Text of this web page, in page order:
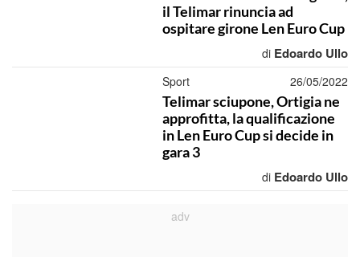
il Telimar rinuncia ad
ospitare girone Len Euro Cup
di Edoardo Ullo
Sport 26/05/2022
Telimar sciupone, Ortigia ne
approfitta, la qualificazione
in Len Euro Cup si decide in
gara 3
di Edoardo Ullo